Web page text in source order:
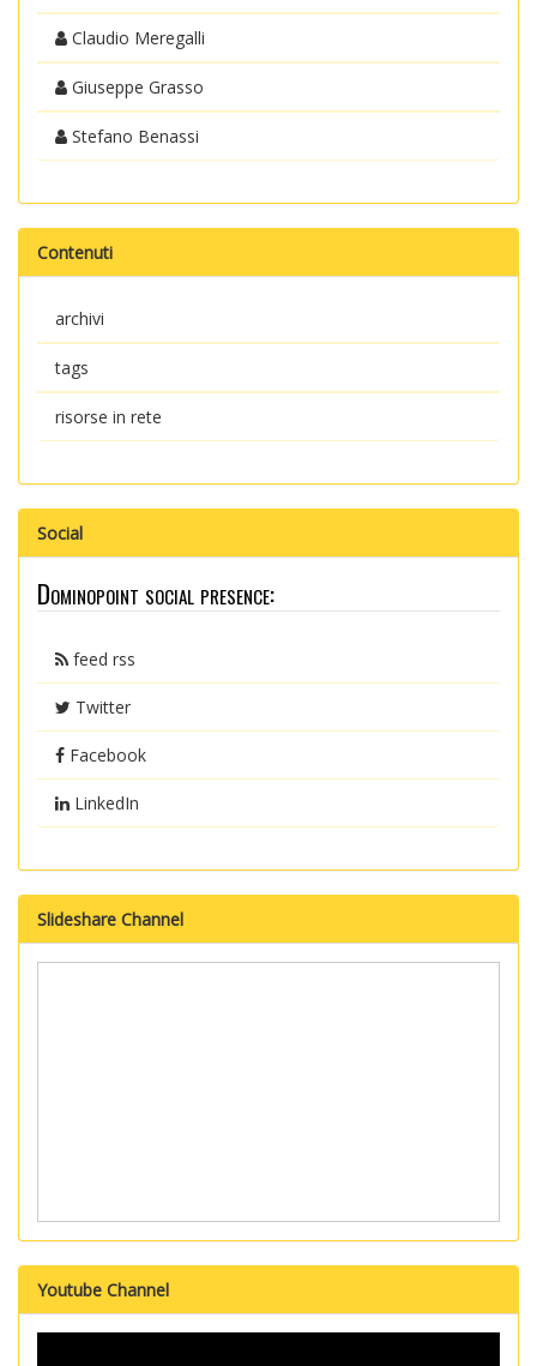
Claudio Meregalli
Giuseppe Grasso
Stefano Benassi
Contenuti
archivi
tags
risorse in rete
Social
Dominopoint social presence:
feed rss
Twitter
Facebook
LinkedIn
Slideshare Channel
Youtube Channel